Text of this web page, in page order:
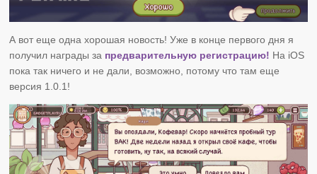
А вот еще одна хорошая новость! Уже в конце первого дня я
получил награды за предварительную регистрацию! На iOS
пока так ничего и не дали, возможно, потому что там еще
версия 1.0.1!